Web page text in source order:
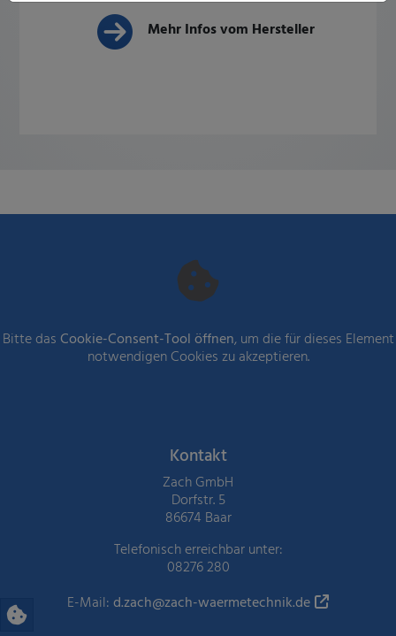
Mehr Infos vom Hersteller
Bitte das Cookie-Consent-Tool öffnen, um die für dieses Element
notwendigen Cookies zu akzeptieren.
Footer - Kontaktdaten und
Kontakt
Zach GmbH
Dorfstr. 5
86674 Baar
Telefonisch erreichbar unter:
08276 280
E-Mail: d.zach@zach-waermetechnik.de